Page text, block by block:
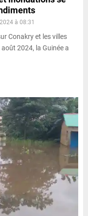
à 08:31
Conakry et les villes
2024, la Guinée a